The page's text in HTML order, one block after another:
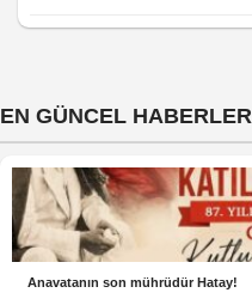
EN GÜNCEL HABERLER
Anavatanın son mührüdür Hatay!